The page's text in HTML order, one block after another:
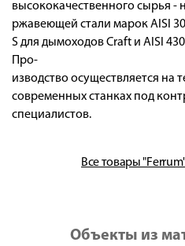
высококачественного сырья -
ржавеющей стали марок AISI
S для дымоходов Craft и AISI
Про-
изводство осуществляется на
современных станках под
специалистов.
Все товары
Объекты из